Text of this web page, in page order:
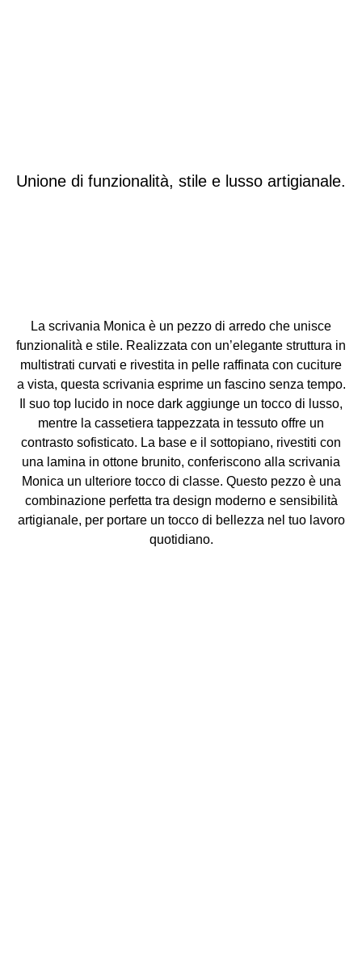
Unione di funzionalità, stile e lusso artigianale.
La scrivania Monica è un pezzo di arredo che unisce
funzionalità e stile. Realizzata con un’elegante struttura in
multistrati curvati e rivestita in pelle raffinata con cuciture
a vista, questa scrivania esprime un fascino senza tempo.
Il suo top lucido in noce dark aggiunge un tocco di lusso,
mentre la cassetiera tappezzata in tessuto offre un
contrasto sofisticato. La base e il sottopiano, rivestiti con
una lamina in ottone brunito, conferiscono alla scrivania
Monica un ulteriore tocco di classe. Questo pezzo è una
combinazione perfetta tra design moderno e sensibilità
artigianale, per portare un tocco di bellezza nel tuo lavoro
quotidiano.